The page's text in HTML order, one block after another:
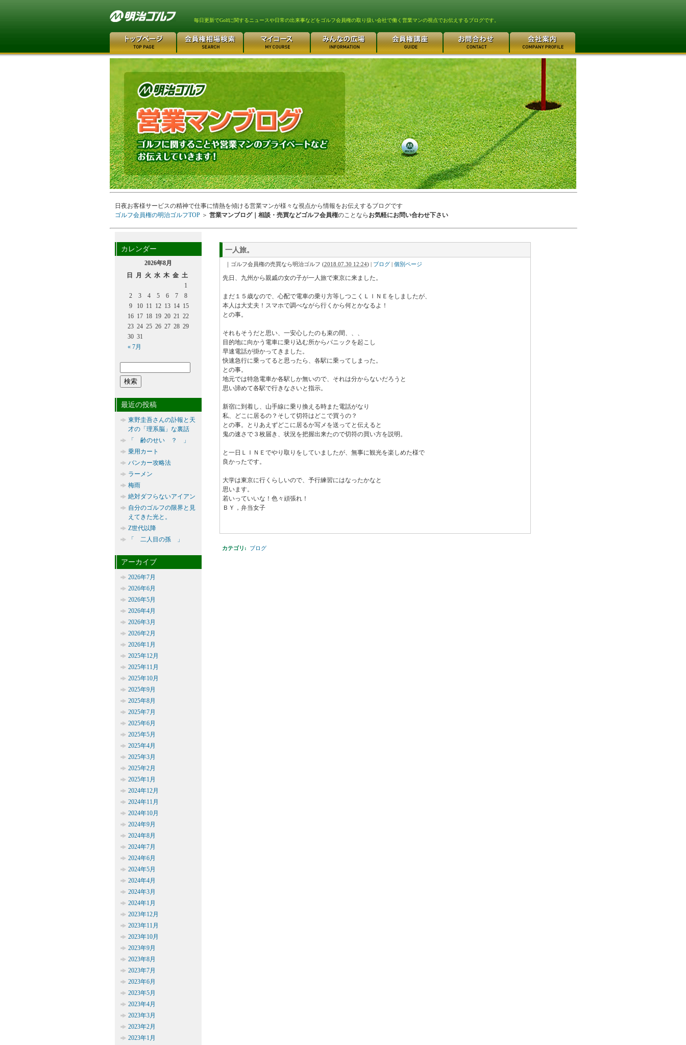
毎日更新でGolfに関するニュースや日常の出来事などをゴルフ会員権の取り扱い会社で働く営業マンの視点でお伝えするブログです。
日夜お客様サービスの精神で仕事に情熱を傾ける営業マンが様々な視点から情報をお伝えするブログです
ゴルフ会員権の明治ゴルフTOP ＞ 営業マンブログ｜相談・売買などゴルフ会員権のことなら お気軽にお問い合わせ下さい
一人旅。
｜ゴルフ会員権の売買なら明治ゴルフ (2018.07.30 12:24) | ブログ | 個別ページ
先日、九州から親戚の女の子が一人旅で東京に来ました。
まだ１５歳なので、心配で電車の乗り方等しつこくＬＩＮＥをしましたが、
本人は大丈夫！スマホで調べながら行くから何とかなるよ！
との事。
それもそうだと思い、一安心したのも束の間、、、
目的地に向かう電車に乗り込む所からパニックを起こし
早速電話が掛かってきました。
快速急行に乗ってると思ったら、各駅に乗ってしまった。
との事。
地元では特急電車か各駅しか無いので、それは分からないだろうと
思い諦めて各駅で行きなさいと指示。
新宿に到着し、山手線に乗り換える時また電話がなり
私、どこに居るの？そして切符はどこで買うの？
との事。とりあえずどこに居るか写メを送ってと伝えると
鬼の速さで３枚届き、状況を把握出来たので切符の買い方を説明。
と一日ＬＩＮＥでやり取りをしていましたが、無事に観光を楽しめた様で
良かったです。
大学は東京に行くらしいので、予行練習にはなったかなと
思います。
若いっていいな！色々頑張れ！
ＢＹ，弁当女子
カテゴリ : ブログ
カレンダー
2026年8月
日
月 火 水 木 金 土
« 7月
1
2
3 4 5 6 7
8
9
10 11 12 13 14 15
16 17 18 19 20 21 22
23 24 25 26 27 28 29
30 31
最近の投稿
東野圭吾さんの訃報と天
才の「理系脳」な裏話
「 齢のせい ？ 」
乗用カート
バンカー攻略法
ラーメン
梅雨
絶対ダフらないアイアン
自分のゴルフの限界と見
えてきた光と。
Z世代以降
「 二人目の孫 」
アーカイブ
2026年7月
2026年6月
2026年5月
2026年4月
2026年3月
2026年2月
2026年1月
2025年12月
2025年11月
2025年10月
2025年9月
2025年8月
2025年7月
2025年6月
2025年5月
2025年4月
2025年3月
2025年2月
2025年1月
2024年12月
2024年11月
2024年10月
2024年9月
2024年8月
2024年7月
2024年6月
2024年5月
2024年4月
2024年3月
2024年1月
2023年12月
2023年11月
2023年10月
2023年9月
2023年8月
2023年7月
2023年6月
2023年5月
2023年4月
2023年3月
2023年2月
2023年1月